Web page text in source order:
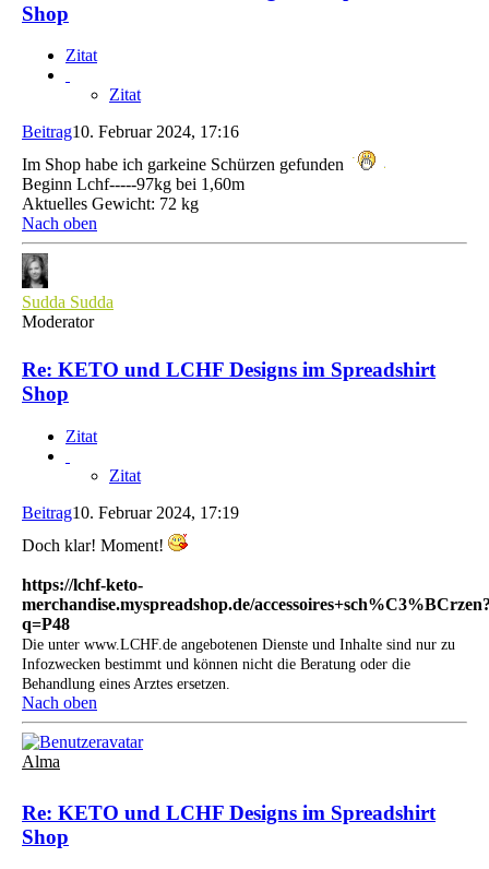
Shop
Zitat
Zitat
Beitrag10. Februar 2024, 17:16
Im Shop habe ich garkeine Schürzen gefunden
Beginn Lchf-----97kg bei 1,60m
Aktuelles Gewicht: 72 kg
Nach oben
Sudda Sudda
Moderator
Re: KETO und LCHF Designs im Spreadshirt
Shop
Zitat
Zitat
Beitrag10. Februar 2024, 17:19
Doch klar! Moment!
https://lchf-keto-
merchandise.myspreadshop.de/
q=P48
Die unter www.LCHF.de angebotenen Dienste und Inhalte sind nur zu
Infozwecken bestimmt und können nicht die Beratung oder die
Behandlung eines Arztes ersetzen.
Nach oben
Alma
Re: KETO und LCHF Designs im Spreadshirt
Shop